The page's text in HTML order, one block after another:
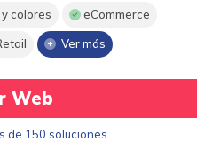
colores eCommerce
Ver más
Web
de 150 soluciones